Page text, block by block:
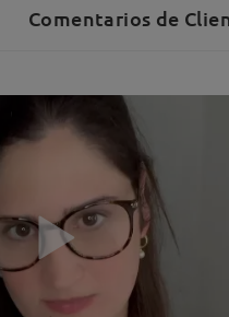
Comentarios de